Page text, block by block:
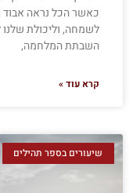
כאשר הכל נראה אבוד
לשמחה, וליכולת
השבתת המלחמה,
קרא עוד »
שיעורים בספר תהילים